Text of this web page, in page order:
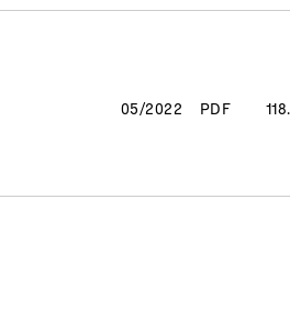
05/2022 PDF